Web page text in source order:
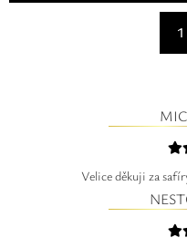
1
Velice děkuji za